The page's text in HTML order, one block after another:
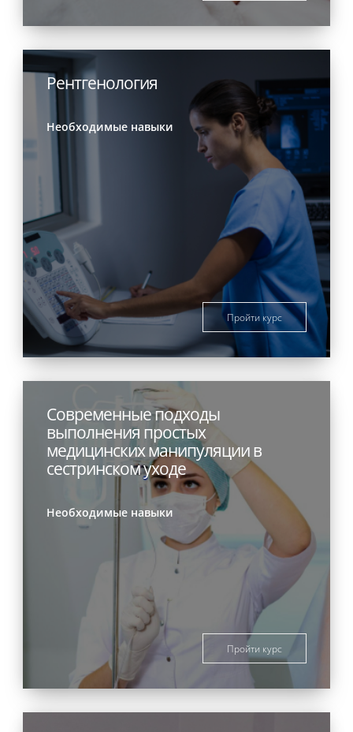
Рентгенология
Необходимые навыки
Пройти курс
Современные подходы
выполнения простых
медицинских манипуляции в
сестринском уходе
Необходимые навыки
Пройти курс